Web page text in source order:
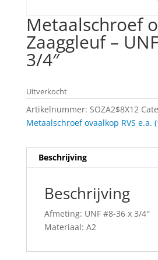
Metaalschroef
Zaaggleuf –
3/4″
Uitverkocht
Artikelnummer: SOZA2$8X12
Metaalschroef ovaalkop RVS e.a.
Beschrijving
Beschrijving
Afmeting: UNF #8-36 x 3/4″
Materiaal: A2